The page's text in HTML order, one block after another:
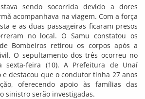
sendo socorrida devido a dores
acompanhava na viagem. Com a força
e as duas passageiras ficaram presos
no local. O Samu constatou os
Bombeiros retirou os corpos após a
O sepultamento dos três ocorreu no
feira (10). A Prefeitura de Unaí
destacou que o condutor tinha 27 anos
oferecendo apoio às famílias das
sinistro serão investigadas.